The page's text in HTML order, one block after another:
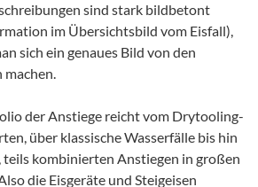
sind stark bildbetont
im Übersichtsbild vom Eisfall),
sich ein genaues Bild von den
machen.
der Anstiege reicht vom Drytooling-
über klassische Wasserfälle bis hin
teils kombinierten Anstiegen in großen
die Eisgeräte und Steigeisen